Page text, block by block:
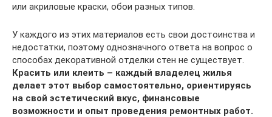
или акриловые краски, обои разных типов.
У каждого из этих материалов есть свои достоинства и
недостатки, поэтому однозначного ответа на вопрос о
способах декоративной отделки стен не существует.
Красить или клеить – каждый владелец жилья
делает этот выбор самостоятельно, ориентируясь
на свой эстетический вкус, финансовые
возможности и опыт проведения ремонтных работ.